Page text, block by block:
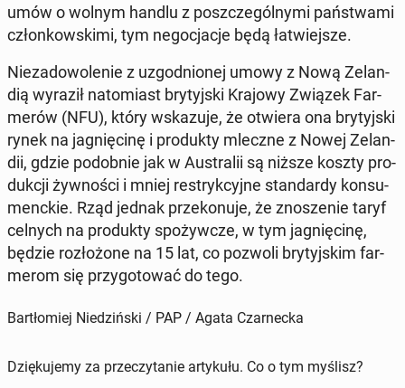
umów o wolnym handlu z po­szcze­gól­ny­mi pań­stwa­mi
człon­kow­ski­mi, tym ne­go­cja­cje będą ła­twiej­sze.
Nie­za­do­wo­le­nie z uzgod­nio­nej umowy z Nową Ze­lan­
dią wyraził na­to­miast bry­tyj­ski Krajowy Związek Far­
me­rów (NFU), który wska­zu­je, że otwiera ona bry­tyj­ski
rynek na ja­gnię­ci­nę i pro­duk­ty mleczne z Nowej Ze­lan­
dii, gdzie po­dob­nie jak w Au­stra­lii są niższe koszty pro­
duk­cji żyw­no­ści i mniej re­stryk­cyj­ne stan­dar­dy kon­su­
menc­kie. Rząd jednak prze­ko­nu­je, że zno­sze­nie taryf
celnych na pro­duk­ty spo­żyw­cze, w tym ja­gnię­ci­nę,
będzie roz­ło­żo­ne na 15 lat, co pozwoli bry­tyj­skim far­
me­rom się przy­go­to­wać do tego.
Bartłomiej Niedziński / PAP / Agata Czarnecka
Dziękujemy za przeczytanie artykułu. Co o tym myślisz?